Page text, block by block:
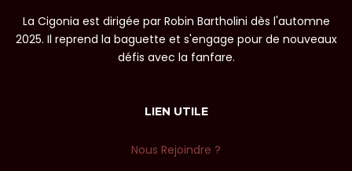
La Cigonia est dirigée par Robin Bartholini dès l'automne
2025. Il reprend la baguette et s'engage pour de nouveaux
défis avec la fanfare.
LIEN UTILE
Nous Rejoindre ?